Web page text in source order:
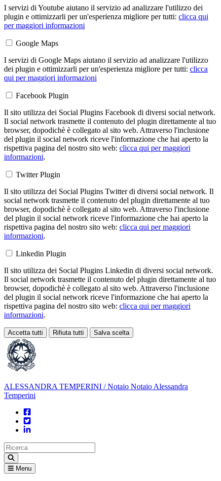
I servizi di Youtube aiutano il servizio ad analizzare l'utilizzo dei
plugin e ottimizzarli per un'esperienza migliore per tutti: clicca qui
per maggiori informazioni
Google Maps
I servizi di Google Maps aiutano il servizio ad analizzare l'utilizzo
dei plugin e ottimizzarli per un'esperienza migliore per tutti: clicca
qui per maggiori informazioni
Facebook Plugin
Il sito utilizza dei Social Plugins Facebook di diversi social network.
Il social network trasmette il contenuto del plugin direttamente al tuo
browser, dopodichè è collegato al sito web. Attraverso l'inclusione
del plugin il social network riceve l'informazione che hai aperto la
rispettiva pagina del nostro sito web: clicca qui per maggiori
informazioni.
Twitter Plugin
Il sito utilizza dei Social Plugins Twitter di diversi social network. Il
social network trasmette il contenuto del plugin direttamente al tuo
browser, dopodichè è collegato al sito web. Attraverso l'inclusione
del plugin il social network riceve l'informazione che hai aperto la
rispettiva pagina del nostro sito web: clicca qui per maggiori
informazioni.
Linkedin Plugin
Il sito utilizza dei Social Plugins Linkedin di diversi social network.
Il social network trasmette il contenuto del plugin direttamente al tuo
browser, dopodichè è collegato al sito web. Attraverso l'inclusione
del plugin il social network riceve l'informazione che hai aperto la
rispettiva pagina del nostro sito web: clicca qui per maggiori
informazioni.
Accetta tutti Rifiuta tutti Salva scelta
Loading...
ALESSANDRA TEMPERINI / Notaio Notaio Alessandra
Temperini
Menu